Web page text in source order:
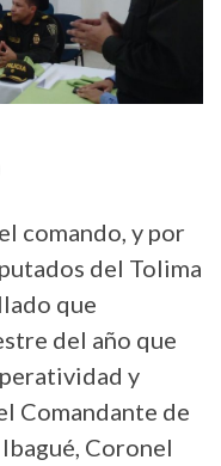
comando, y por
del Tolima
que
del año que
y
Comandante de
Coronel